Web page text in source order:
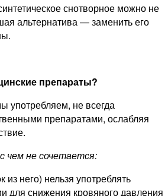
снотворное можно не
альтернатива — заменить его
препараты?
употребляем, не всегда
препаратами, ослабляя
чем не сочетается:
него) нельзя употреблять
для снижения кровяного давления